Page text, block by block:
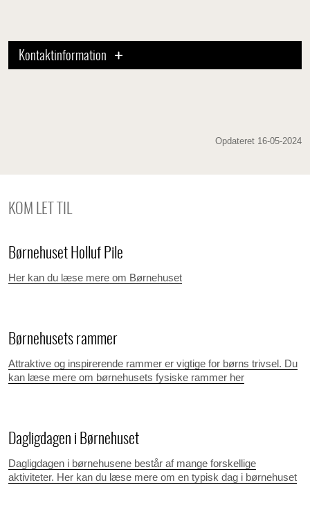
Kontaktinformation
Opdateret 16-05-2024
KOM LET TIL
Børnehuset Holluf Pile
Her kan du læse mere om Børnehuset
Børnehusets rammer
Attraktive og inspirerende rammer er vigtige for børns trivsel. Du
kan læse mere om børnehusets fysiske rammer her
Dagligdagen i Børnehuset
Dagligdagen i børnehusene består af mange forskellige
aktiviteter. Her kan du læse mere om en typisk dag i børnehuset